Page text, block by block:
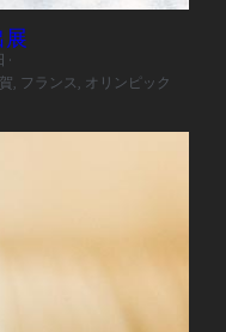
·
, フランス, オリンピック